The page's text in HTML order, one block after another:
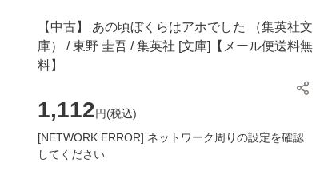
【中古】 あの頃ぼくらはアホでした （集英社文
庫） / 東野 圭吾 / 集英社 [文庫]【メール便送料無
料】
1,112円(税込)
[NETWORK ERROR] ネットワーク周りの設定を確認
してください